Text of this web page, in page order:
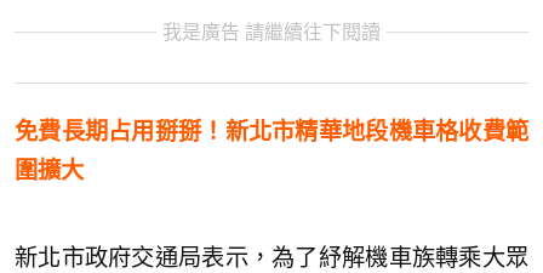
我是廣告 請繼續往下閱讀
免費長期占用掰掰！新北市精華地段機車格收費範
圍擴大
新北市政府交通局表示，為了紓解機車族轉乘大眾